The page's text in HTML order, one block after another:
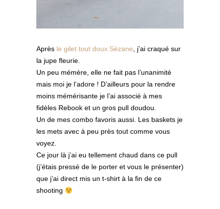
Après le gilet tout doux Sézane, j’ai craqué sur
la jupe fleurie.
Un peu mémère, elle ne fait pas l’unanimité
mais moi je l’adore ! D’ailleurs pour la rendre
moins mémérisante je l’ai associé à mes
fidèles Rebook et un gros pull doudou.
Un de mes combo favoris aussi. Les baskets je
les mets avec à peu près tout comme vous
voyez.
Ce jour là j’ai eu tellement chaud dans ce pull
(j’étais pressé de le porter et vous le présenter)
que j’ai direct mis un t-shirt à la fin de ce
shooting